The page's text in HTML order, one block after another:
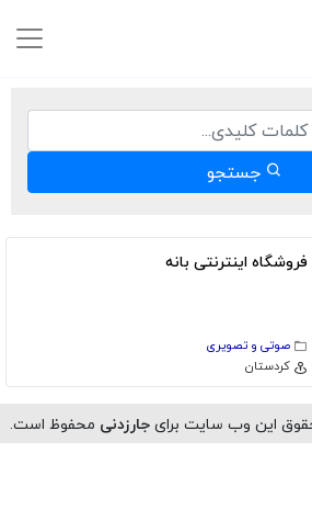
جستجو
فروشگاه اینترنتی بانه
صوتی و تصویری
كردستان
جارزدنیمحفوظ است.